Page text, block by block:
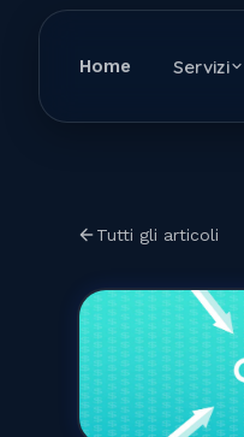
Home Servizi
Tutti gli articoli